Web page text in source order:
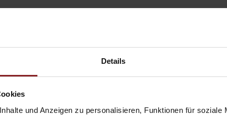
Details
und Anzeigen zu personalisieren, Funktionen für soziale
mbH & Co. KG